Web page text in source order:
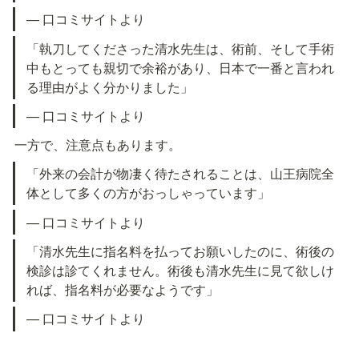
— 口コミサイトより
「執刀してくださった清水先生は、術前、そして手術
中もとっても親切で余裕があり、日本で一番と言われ
る理由がよく分かりました」
— 口コミサイトより
一方で、注意点もあります。
「外来の会計が物凄く待たされることは、山王病院全
体として多くの方がおっしゃっています」
— 口コミサイトより
「清水先生に指名料を払ってお願いしたのに、術後の
検診は診てくれません。術後も清水先生に見て欲しけ
れば、指名料が必要なようです」
— 口コミサイトより